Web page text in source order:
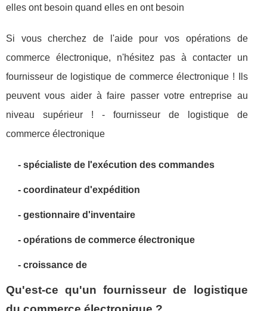
elles ont besoin quand elles en ont besoin
Si vous cherchez de l'aide pour vos opérations de
commerce électronique, n'hésitez pas à contacter un
fournisseur de logistique de commerce électronique ! Ils
peuvent vous aider à faire passer votre entreprise au
niveau supérieur ! - fournisseur de logistique de
commerce électronique
- spécialiste de l'exécution des commandes
- coordinateur d'expédition
- gestionnaire d'inventaire
- opérations de commerce électronique
- croissance de
Qu'est-ce qu'un fournisseur de logistique